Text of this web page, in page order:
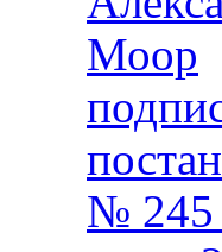
Моор
№ 245